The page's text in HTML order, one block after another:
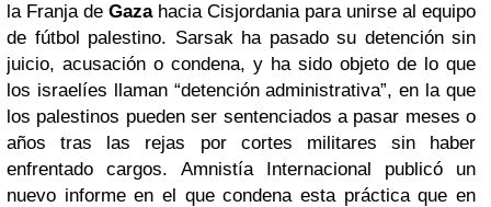
la Franja de Gazahacia Cisjordania para unirse al equipo
de fútbol palestino. Sarsak ha pasado su detención sin
juicio, acusación o condena, y ha sido objeto de lo que
los israelíes llaman “detención administrativa”, en la que
los palestinos pueden ser sentenciados a pasar meses o
años tras las rejas por cortes militares sin haber
enfrentado cargos. Amnistía Internacional publicó un
nuevo informe en el que condena esta práctica que en